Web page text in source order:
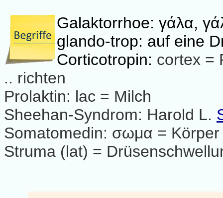
Galaktorrhoe: γάλα,
glando-trop: auf eine
Corticotropin: cortex =
.. richten
Prolaktin: lac = Milch
Sheehan-Syndrom: Harold L.
Somatomedin: σωμα = Körper
Struma (lat) =